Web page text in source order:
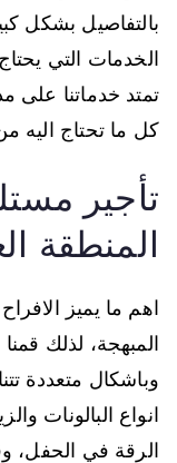
بالتفاصيل بشكل
الخدمات التي
كل ما تحتاج اليه
تأجير
المنطقة
اهم ما يميز
المبهجة، لذلك قمنا
وباشكال متعددة
انواع البالونات
الرقة في الحفل،